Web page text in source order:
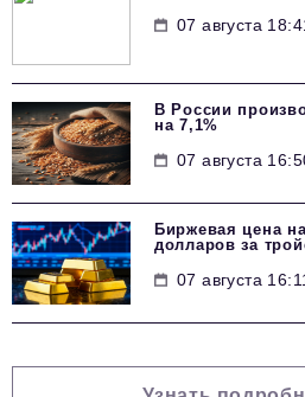
07 августа
В России
на 7,1%
07 августа
Биржевая цена
долларов за
07 августа